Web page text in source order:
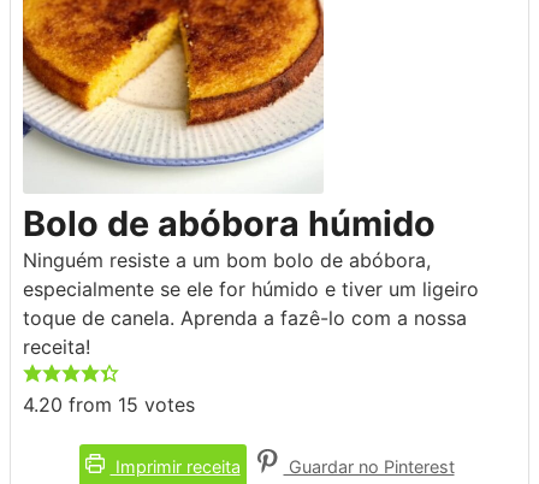
Bolo de abóbora húmido
Ninguém resiste a um bom bolo de abóbora,
especialmente se ele for húmido e tiver um ligeiro
toque de canela. Aprenda a fazê-lo com a nossa
receita!
4.20 from 15 votes
Imprimir receita Guardar no Pinterest